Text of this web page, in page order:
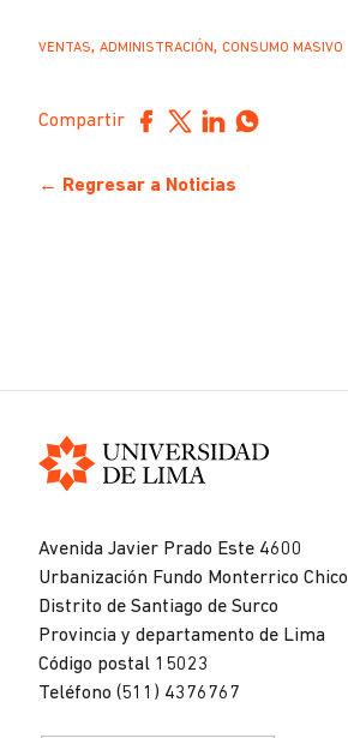
VENTAS, ADMINISTRACIÓN, CONSUMO MASIVO
Compartir
← Regresar a Noticias
Avenida Javier Prado Este 4600
Urbanización Fundo Monterrico Chico
Distrito de Santiago de Surco
Provincia y departamento de Lima
Código postal 15023
Teléfono (511) 4376767